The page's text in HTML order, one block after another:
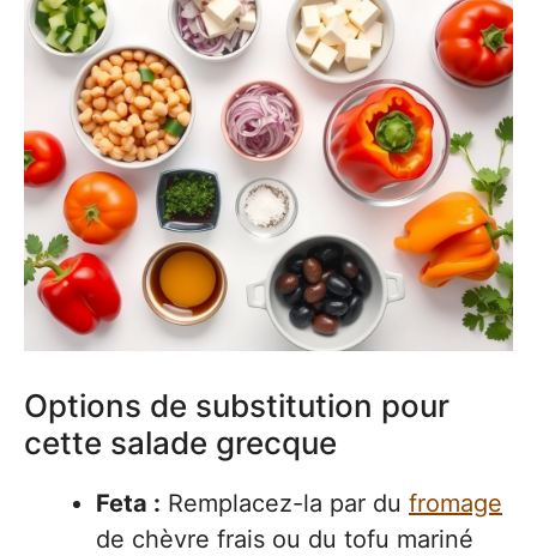
Options de substitution pour
cette salade grecque
Feta : Remplacez-la par du fromage
de chèvre frais ou du tofu mariné